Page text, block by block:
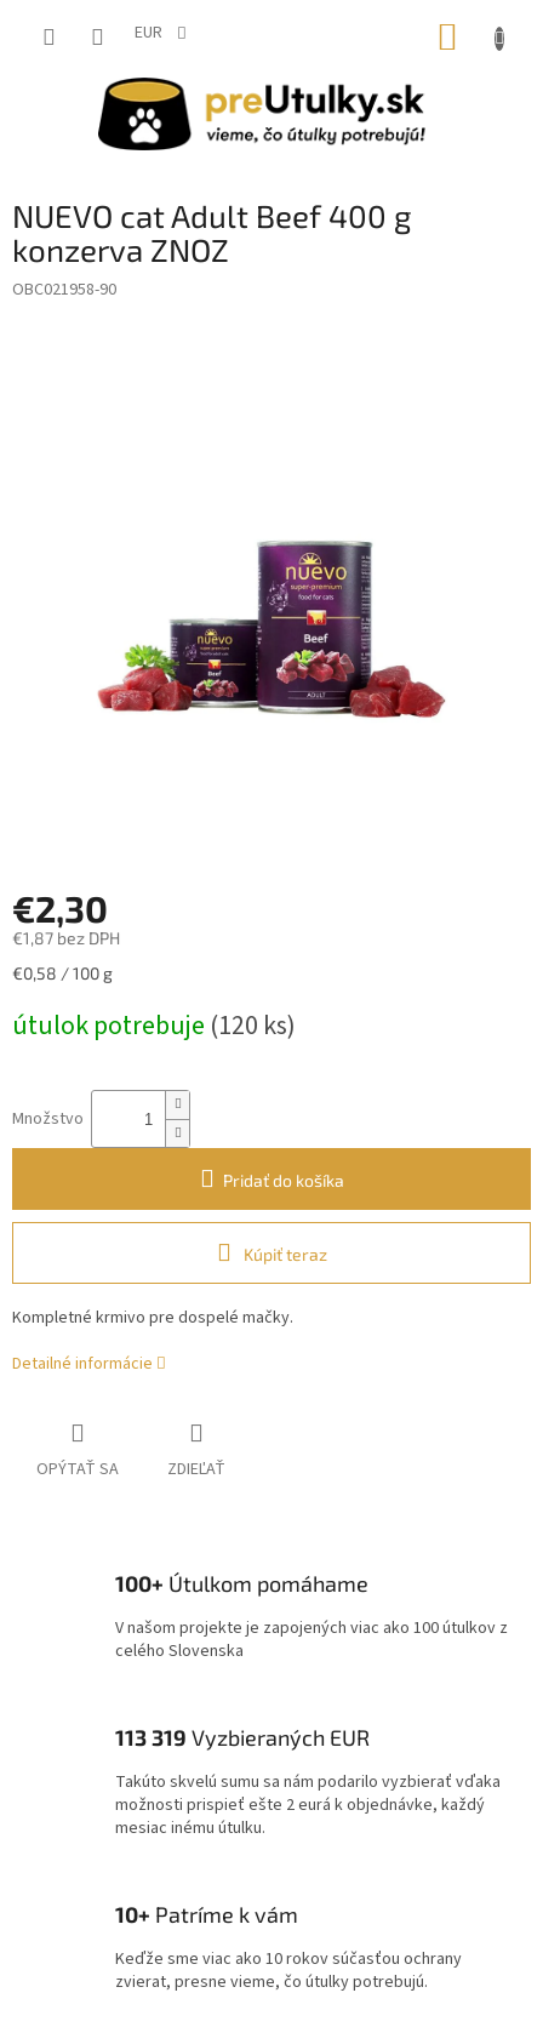
EUR
NUEVO cat Adult Beef 400 g
konzerva ZNOZ
OBC021958-90
€2,30
€1,87 bez DPH
Jednotková
€0,58 / 100 g
útulok potrebuje (120 ks)
Množstvo
Pridať do košíka
Kúpiť teraz
Kompletné krmivo pre dospelé mačky.
Detailné informácie
OPÝTAŤ SA ZDIEĽAŤ
100+ Útulkom pomáhame
V našom projekte je zapojených viac ako 100 útulkov z
celého Slovenska
113 319 Vyzbieraných EUR
Takúto skvelú sumu sa nám podarilo vyzbierať vďaka
možnosti prispieť ešte 2 eurá k objednávke, každý
mesiac inému útulku.
10+ Patríme k vám
Keďže sme viac ako 10 rokov súčasťou ochrany
zvierat, presne vieme, čo útulky potrebujú.